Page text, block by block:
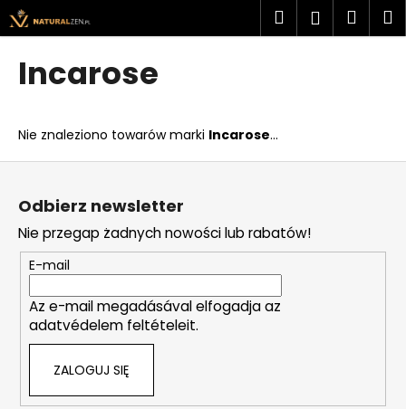
Przejść
do
treści
SzukajZaloguj
Incarose
Nie znaleziono towarów marki Incarose...
K
o
powrotem
powrotem
z
e
g
o
s
z
u
a
s
S
Odbierz newsletter
Nie przegap żadnych nowości lub rabatów!
E-mail
Az e-mail megadásával elfogadja az
adatvédelem feltételeit.
ZALOGUJ SIĘ